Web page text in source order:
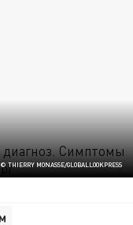
© THIERRY MONASSE/GLOBALLOOKPRESS